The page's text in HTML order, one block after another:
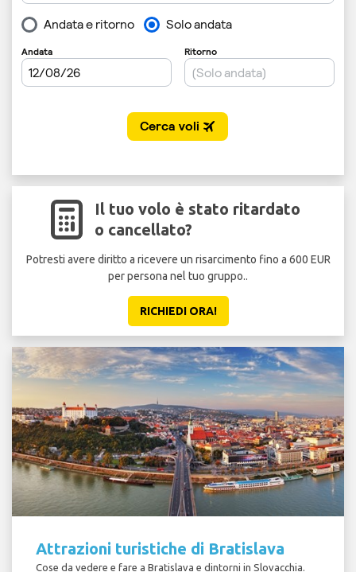
Il tuo volo è stato ritardato
o cancellato?
Potresti avere diritto a ricevere un risarcimento fino a 600 EUR
per persona nel tuo gruppo..
RICHIEDI ORA!
Attrazioni turistiche di Bratislava
Cose da vedere e fare a Bratislava e dintorni in Slovacchia.